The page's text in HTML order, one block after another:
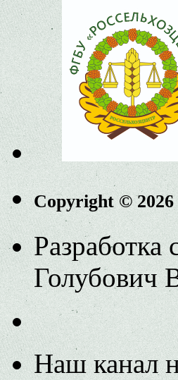
Copyright ©
Разработка
Голубович
Наш канал